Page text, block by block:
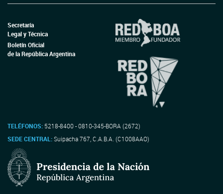
Secretaría
Legal y Técnica
Boletín Oficial
de la República Argentina
TELÉFONOS: 5218-8400 - 0810-345-BORA (2672)
SEDE CENTRAL:Suipacha 767, C.A.B.A. (C1008AAO)